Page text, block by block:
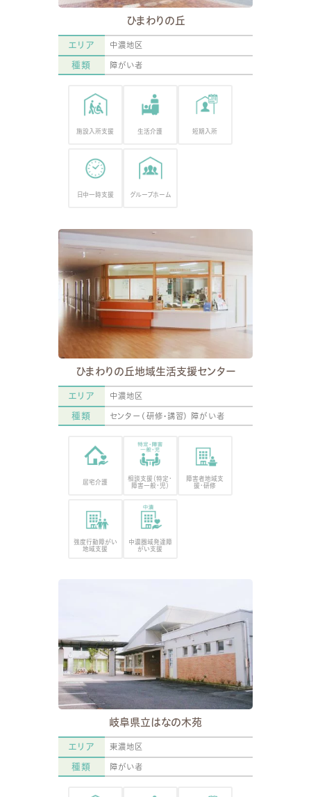
ひまわりの丘
エリア 中濃地区
種類 障がい者
施設入所支援 生活介護 短期入所
日中一時支援 グループホーム
ひまわりの丘地域生活支援センター
エリア 中濃地区
種類 センター(研修・講習) 障がい者
居宅介護
相談支援（特定・
障害一般・児）
障害者地域支
援・研修
強度行動障がい
地域支援
中濃圏域発達障
がい支援
岐阜県立はなの木苑
エリア 東濃地区
種類 障がい者